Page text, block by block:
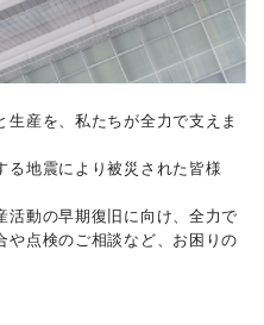
生産を、私たちが全力で支えま
る地震により被災された皆様
活動の早期復旧に向け、全力で
や点検のご相談など、お困りの